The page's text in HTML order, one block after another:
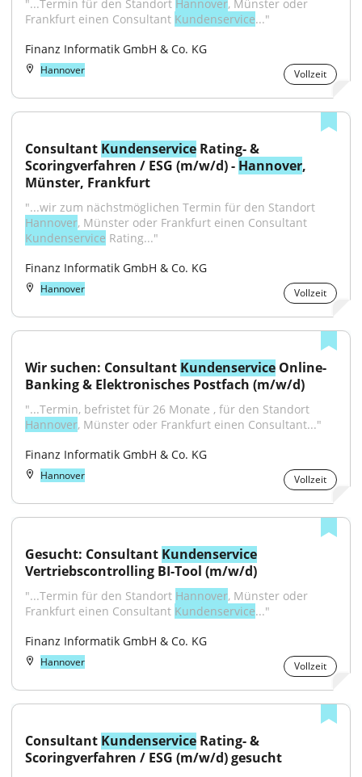
"...Termin für den Standort Hannover, Münster oder
Frankfurt einen Consultant Kundenservice..."
Finanz Informatik GmbH & Co. KG
Hannover Vollzeit
Consultant Kundenservice Rating- &
Scoringverfahren / ESG (m/w/d) - Hannover,
Münster, Frankfurt
Hannover
Kundenservice Rating..."
Finanz Informatik GmbH & Co. KG
Hannover Vollzeit
Wir suchen: Consultant Kundenservice Online-
Banking & Elektronisches Postfach (m/w/d)
Hannover, Münster oder Frankfurt einen Consultant..."
Finanz Informatik GmbH & Co. KG
Hannover Vollzeit
Gesucht: Consultant Kundenservice
Vertriebscontrolling BI-Tool (m/w/d)
"...Termin für den Standort Hannover, Münster oder
Frankfurt einen Consultant Kundenservice..."
Finanz Informatik GmbH & Co. KG
Hannover Vollzeit
Consultant Kundenservice Rating- &
Scoringverfahren / ESG (m/w/d) gesucht